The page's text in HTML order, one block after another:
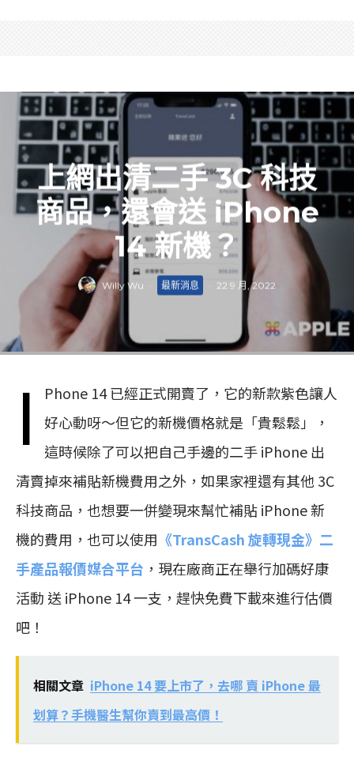
上網出清二手 3C 科技
商品，還會送 iPhone
14 新機？
Willy Wu 最新消息 22 9 月, 2022
i
Phone 14 已經正式開賣了，它的新款紫色讓人
好心動呀～但它的新機價格就是「貴鬆鬆」，
這時候除了可以把自己手邊的二手 iPhone 出
清賣掉來補貼新機費用之外，如果家裡還有其他 3C
科技商品，也想要一併變現來幫忙補貼 iPhone 新
機的費用，也可以使用 《TransCash 旋轉現金》二
手產品報價媒合平台 ，現在廠商正在舉行加碼好康
活動 送 iPhone 14 一支，趕快免費下載來進行估價
吧！
相關文章 iPhone 14 要上市了，去哪 賣 iPhone 最
划算？手機醫生幫你賣到最高價！